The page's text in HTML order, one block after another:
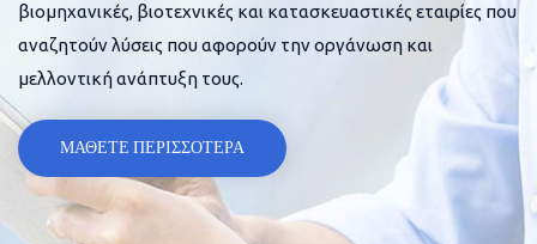
βιομηχανικές, βιοτεχνικές και κατασκευαστικές εταιρίες που
αναζητούν λύσεις που αφορούν την οργάνωση και
μελλοντική ανάπτυξη τους.
ΜΑΘΕΤΕ ΠΕΡΙΣΣΟΤΕΡΑ